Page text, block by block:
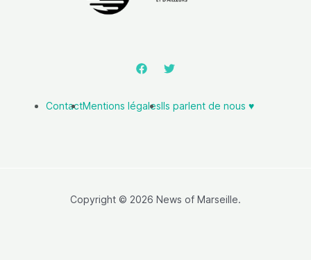
ContactMentions légalesIls parlent de nous ♥️
Copyright © 2026 News of Marseille.